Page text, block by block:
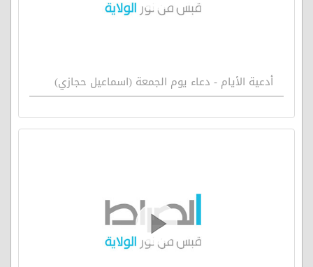
أدعية الأيام - دعاء يوم الجمعة (اسماعيل حجازي)